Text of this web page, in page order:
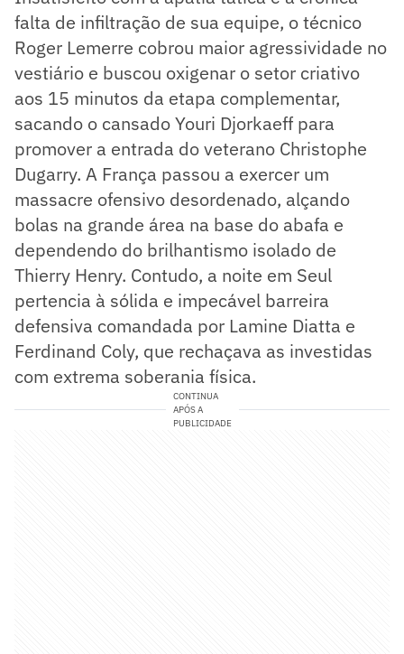
falta de infiltração de sua equipe, o técnico
Roger Lemerre cobrou maior agressividade no
vestiário e buscou oxigenar o setor criativo
aos 15 minutos da etapa complementar,
sacando o cansado Youri Djorkaeff para
promover a entrada do veterano Christophe
Dugarry. A França passou a exercer um
massacre ofensivo desordenado, alçando
bolas na grande área na base do abafa e
dependendo do brilhantismo isolado de
Thierry Henry. Contudo, a noite em Seul
pertencia à sólida e impecável barreira
defensiva comandada por Lamine Diatta e
Ferdinand Coly, que rechaçava as investidas
com extrema soberania física.
CONTINUA
APÓS A
PUBLICIDADE